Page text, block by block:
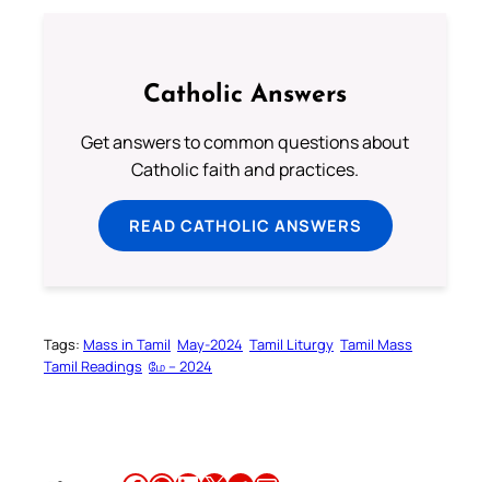
Catholic Answers
Get answers to common questions about
Catholic faith and practices.
READ CATHOLIC ANSWERS
Tags: Mass in Tamil May-2024 Tamil Liturgy Tamil Mass
Tamil Readings மே – 2024